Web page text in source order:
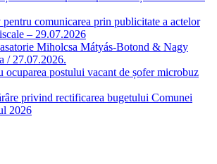
comunicarea prin publicitate a actelor
– 29.07.2026
Miholcsa Mátyás-Botond & Nagy
/ 27.07.2026.
ocuparea postului vacant de șofer microbuz
privind rectificarea bugetului Comunei
2026